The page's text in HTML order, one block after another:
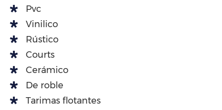
Pvc
Vinilico
Rústico
Courts
Cerámico
De roble
Tarimas flotantes